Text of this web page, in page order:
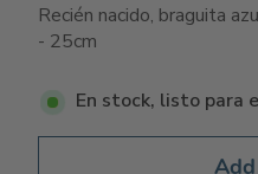
Recién nacido, braguita
- 25cm
En stock, listo para